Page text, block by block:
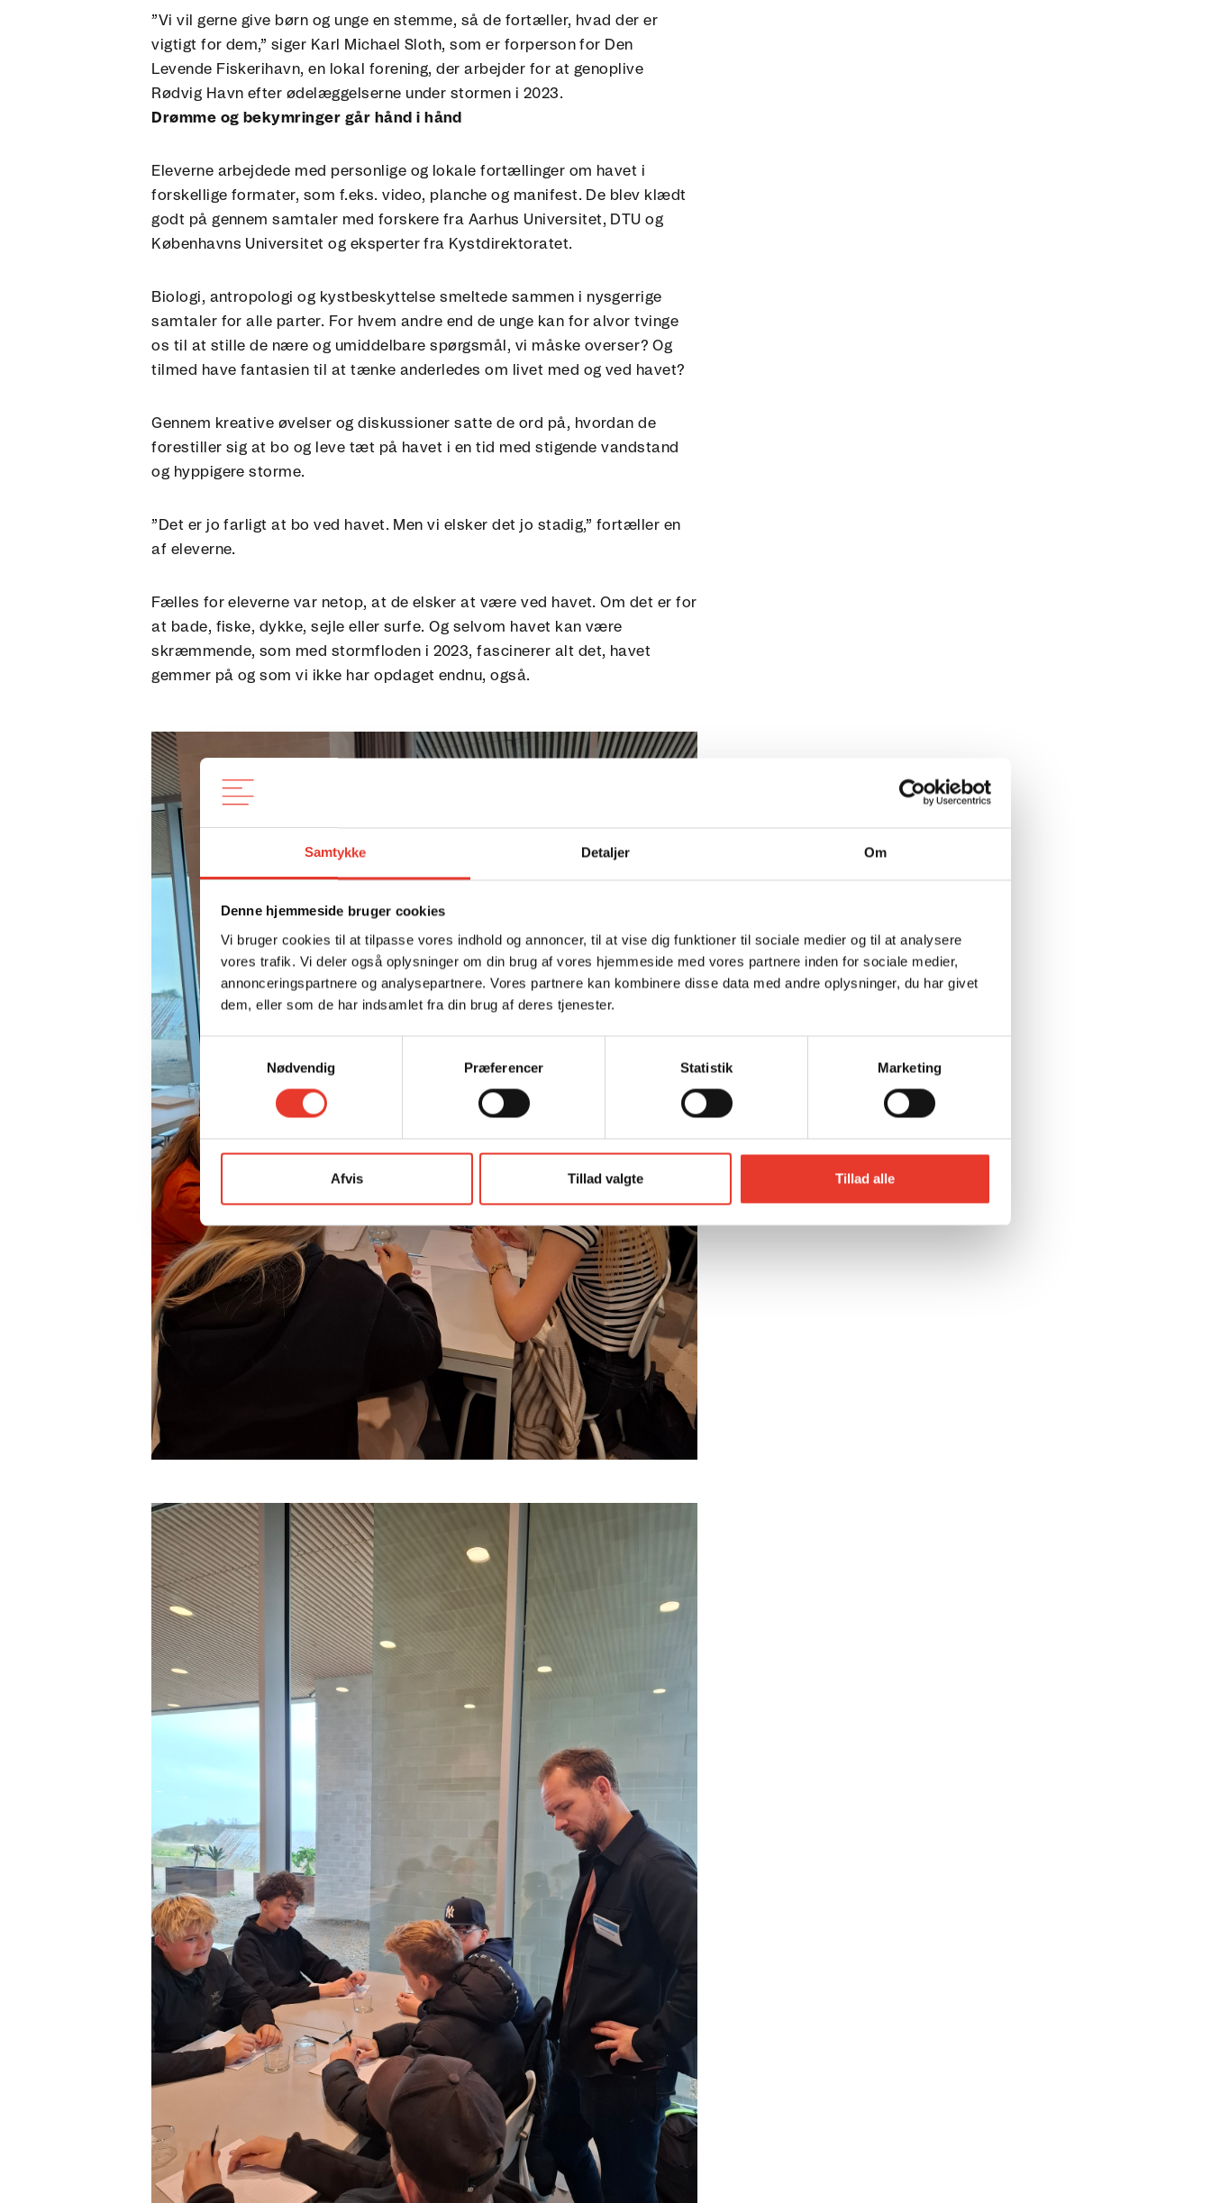
Samtykke Detaljer Om
Denne hjemmeside bruger cookies
Vi bruger cookies til at tilpasse vores indhold og annoncer, til at vise dig funktioner til sociale medier og til at analysere
vores trafik. Vi deler også oplysninger om din brug af vores hjemmeside med vores partnere inden for sociale medier,
annonceringspartnere og analysepartnere. Vores partnere kan kombinere disse data med andre oplysninger, du har givet
dem, eller som de har indsamlet fra din brug af deres tjenester.
Samtykkevalg
Nødvendig
Præferencer Statistik Marketing
Afvis Tillad valgte Tillad alle
”Vi vil gerne give børn og unge en stemme, så de fortæller, hvad der er
vigtigt for dem,” siger Karl Michael Sloth, som er forperson for Den
Levende Fiskerihavn, en lokal forening, der arbejder for at genoplive
Rødvig Havn efter ødelæggelserne under stormen i 2023.
Drømme og bekymringer går hånd i hånd
Eleverne arbejdede med personlige og lokale fortællinger om havet i
forskellige formater, som f.eks. video, planche og manifest. De blev klædt
godt på gennem samtaler med forskere fra Aarhus Universitet, DTU og
Københavns Universitet og eksperter fra Kystdirektoratet.
Biologi, antropologi og kystbeskyttelse smeltede sammen i nysgerrige
samtaler for alle parter. For hvem andre end de unge kan for alvor tvinge
os til at stille de nære og umiddelbare spørgsmål, vi måske overser? Og
tilmed have fantasien til at tænke anderledes om livet med og ved havet?
Gennem kreative øvelser og diskussioner satte de ord på, hvordan de
forestiller sig at bo og leve tæt på havet i en tid med stigende vandstand
og hyppigere storme.
”Det er jo farligt at bo ved havet. Men vi elsker det jo stadig,” fortæller en
af eleverne.
Fælles for eleverne var netop, at de elsker at være ved havet. Om det er for
at bade, fiske, dykke, sejle eller surfe. Og selvom havet kan være
skræmmende, som med stormfloden i 2023, fascinerer alt det, havet
gemmer på og som vi ikke har opdaget endnu, også.